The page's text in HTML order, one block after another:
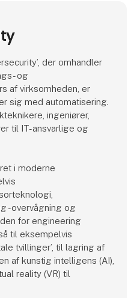
der omhandler
og
af virksomheden, er
sig med automatisering.
ingeniører,
til IT-ansvarlige og
i moderne
-overvågning og
for engineering
til eksempelvis
tvillinger’, til lagring af
af kunstig intelligens (AI),
reality (VR) til